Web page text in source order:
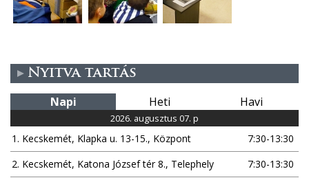
Nyitva tartás
Napi Heti Havi
2026. augusztus 07. p
1. Kecskemét, Klapka u. 13-15., Központ
7:30-13:30
2. Kecskemét, Katona József tér 8., Telephely
7:30-13:30